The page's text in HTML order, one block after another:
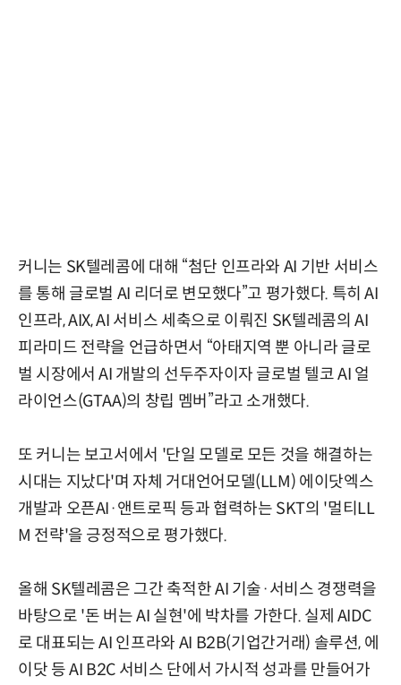
커니는 SK텔레콤에 대해 “첨단 인프라와 AI 기반 서비스
를 통해 글로벌 AI 리더로 변모했다”고 평가했다. 특히 AI
인프라, AIX, AI 서비스 세축으로 이뤄진 SK텔레콤의 AI
피라미드 전략을 언급하면서 “아태지역 뿐 아니라 글로
벌 시장에서 AI 개발의 선두주자이자 글로벌 텔코 AI 얼
라이언스(GTAA)의 창립 멤버”라고 소개했다.
또 커니는 보고서에서 '단일 모델로 모든 것을 해결하는
시대는 지났다'며 자체 거대언어모델(LLM) 에이닷엑스
개발과 오픈AI·앤트로픽 등과 협력하는 SKT의 '멀티LL
M 전략'을 긍정적으로 평가했다.
올해 SK텔레콤은 그간 축적한 AI 기술·서비스 경쟁력을
바탕으로 '돈 버는 AI 실현'에 박차를 가한다. 실제 AIDC
로 대표되는 AI 인프라와 AI B2B(기업간거래) 솔루션, 에
이닷 등 AI B2C 서비스 단에서 가시적 성과를 만들어가